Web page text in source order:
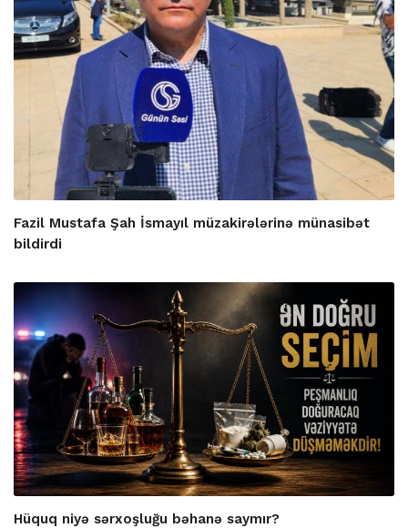
Fazil Mustafa Şah İsmayıl müzakirələrinə münasibət
bildirdi
Hüquq niyə sərxoşluğu bəhanə saymır?